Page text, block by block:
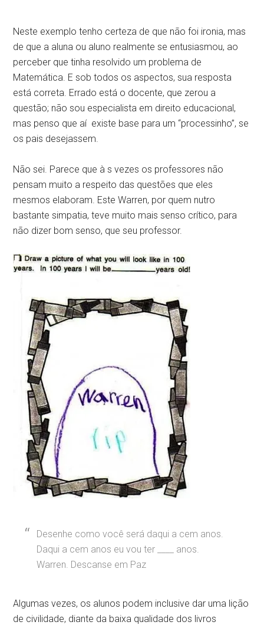
Neste exemplo tenho certeza de que não foi ironia, mas
de que a aluna ou aluno realmente se entusiasmou, ao
perceber que tinha resolvido um problema de
Matemática. E sob todos os aspectos, sua resposta
está correta. Errado está o docente, que zerou a
questão; não sou especialista em direito educacional,
mas penso que aí existe base para um “processinho”, se
os pais desejassem.
Não sei. Parece que à s vezes os professores não
pensam muito a respeito das questões que eles
mesmos elaboram. Este Warren, por quem nutro
bastante simpatia, teve muito mais senso crítico, para
não dizer bom senso, que seu professor.
Desenhe como você será daqui a cem anos.
Daqui a cem anos eu vou ter ____ anos.
Warren. Descanse em Paz
Algumas vezes, os alunos podem inclusive dar uma lição
de civilidade, diante da baixa qualidade dos livros